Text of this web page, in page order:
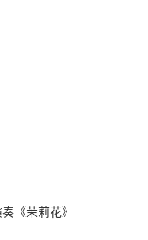
《茉莉花》